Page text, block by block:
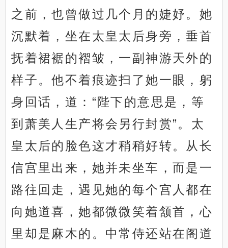
之前，也曾做过几个月的婕妤。她
沉默着，坐在太皇太后身旁，垂首
抚着裙裾的褶皱，一副神游天外的
样子。他不着痕迹扫了她一眼，躬
身回话，道：“陛下的意思是，等
到萧美人生产将会另行封赏”。太
皇太后的脸色这才稍稍好转。从长
信宫里出来，她并未坐车，而是一
路往回走，遇见她的每个宫人都在
向她道喜，她都微微笑着颔首，心
里却是麻木的。中常侍还站在阁道